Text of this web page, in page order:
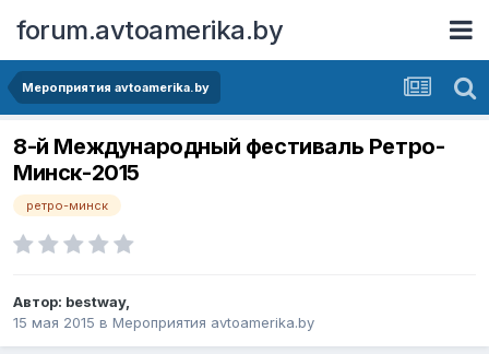
forum.avtoamerika.by
Мероприятия avtoamerika.by
8-й Международный фестиваль Ретро-
Минск-2015
ретро-минск
Автор: bestway,
15 мая 2015 в Мероприятия avtoamerika.by